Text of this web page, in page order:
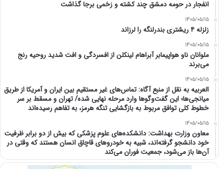
انفجار در حومه دمشق چند کشته و زخمی برجا گذاشت
1405/05/15
زلزله ۴ ریشتری بندرلنگه را لرزاند
1405/05/15
ملوانان ناو هواپیمابر آبراهام لینکلن از افسردگی و افت شدید روحیه رنج
می‌برند
1405/05/15
العربیه به نقل از منبع آگاه: تماس‌های غیر مستقیم بین ایران و آمریکا از طریق
میانجی‌ها؛ این گفت‌و‌گو‌ها وارد مرحله نهایی شده/ تهران و مسقط بر سر
خطوط کلی توافق مربوط به بازگشایی تنگه هرمز، به تفاهم رسیده‌اند
1405/05/15
معاون وزارت بهداشت: دانشکده‌های علوم پزشکی که بیش از دو برابر ظرفیت
خود دانشجو گرفته‌اند، شبیه به خودرو‌های قاچاق انسان هستند که وقتی در
آن‌ها باز می‌شود، جمعیت فوران می‌کند